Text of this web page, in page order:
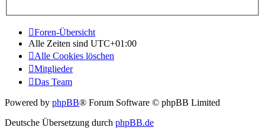
Foren-Übersicht
Alle Zeiten sind UTC+01:00
Alle Cookies löschen
Mitglieder
Das Team
Powered by phpBB® Forum Software © phpBB Limited
Deutsche Übersetzung durch phpBB.de